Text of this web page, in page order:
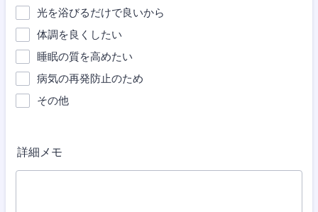
光を浴びるだけで良いから
体調を良くしたい
睡眠の質を高めたい
病気の再発防止のため
その他
詳細メモ